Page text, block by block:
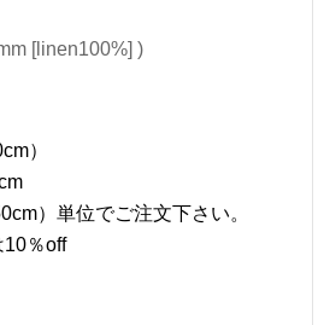
[linen100%] )
）
）単位でご注文下さい。
％off